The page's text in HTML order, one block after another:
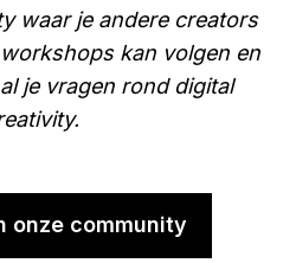
waar je andere creators
kan volgen en
je vragen rond digital
onze community